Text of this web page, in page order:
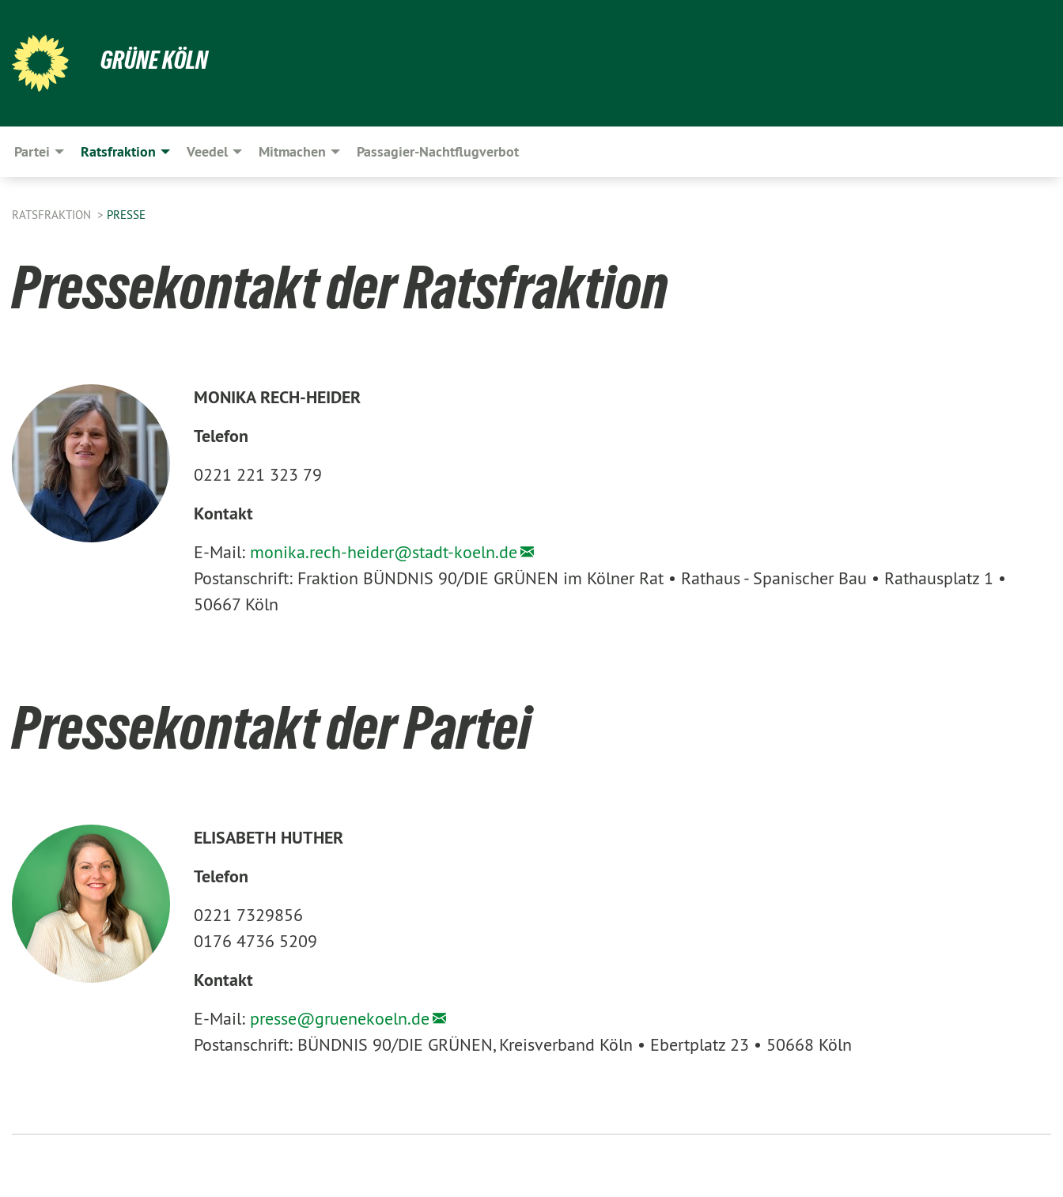
GRÜNE KÖLN
Partei Ratsfraktion Veedel Mitmachen Passagier-Nachtflugverbot
RATSFRAKTION PRESSE
Pressekontakt der Ratsfraktion
MONIKA RECH-HEIDER
Telefon
0221 221 323 79
Kontakt
E-Mail: monika.rech-heider@stadt-koeln.de
Postanschrift: Fraktion BÜNDNIS 90/DIE GRÜNEN im Kölner Rat • Rathaus - Spanischer Bau • Rathausplatz 1 •
50667 Köln
Pressekontakt der Partei
ELISABETH HUTHER
Telefon
0221 7329856
0176 4736 5209
Kontakt
E-Mail: presse@gruenekoeln.de
Postanschrift: BÜNDNIS 90/DIE GRÜNEN, Kreisverband Köln • Ebertplatz 23 • 50668 Köln